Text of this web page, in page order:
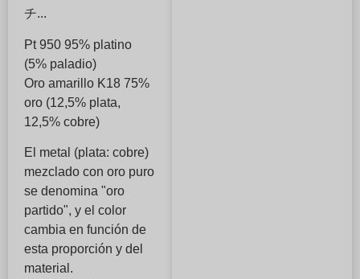
チ...
Pt 950 95% platino
(5% paladio)
Oro amarillo K18 75%
oro (12,5% plata,
12,5% cobre)
El metal (plata: cobre)
mezclado con oro puro
se denomina "oro
partido", y el color
cambia en función de
esta proporción y del
material.